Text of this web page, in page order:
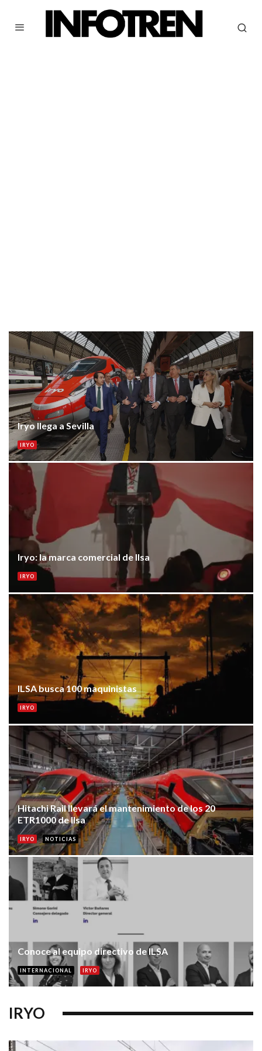
Iryo llega a Sevilla
IRYO
Iryo: la marca comercial de Ilsa
IRYO
ILSA busca 100 maquinistas
IRYO
Hitachi Rail llevará el mantenimiento de los 20
ETR1000 de Ilsa
IRYO NOTICIAS
Conoce al equipo directivo de ILSA
INTERNACIONAL IRYO
IRYO